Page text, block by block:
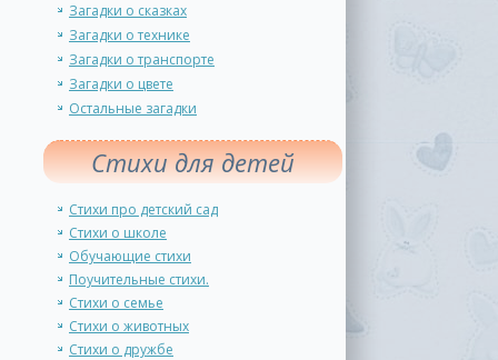
Загадки о сказках
Загадки о технике
Загадки о транспорте
Загадки о цвете
Остальные загадки
Стихи для детей
Стихи про детский сад
Стихи о школе
Обучающие стихи
Поучительные стихи.
Стихи о семье
Стихи о животных
Стихи о дружбе